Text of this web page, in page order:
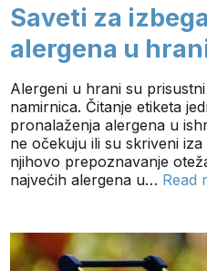
Saveti za
alergena u
Alergeni u hrani su
namirnica. Čitanje etiketa
pronalaženja alergena u
ne očekuju ili su skriveni
njihovo prepoznavanje
najvećih alergena u… Read